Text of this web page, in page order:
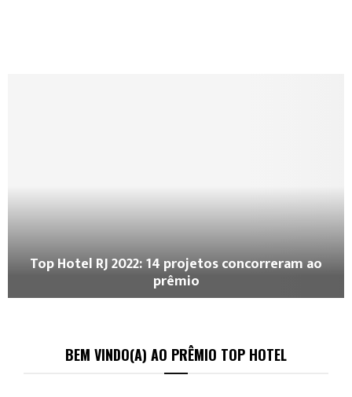
Top Hotel RJ 2022: 14 projetos concorreram ao
prêmio
BEM VINDO(A) AO PRÊMIO TOP HOTEL